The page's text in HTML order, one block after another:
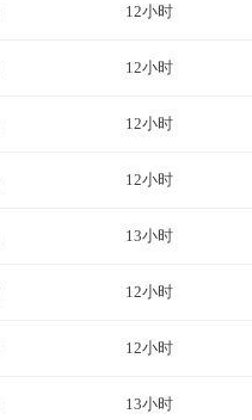
12小时
12小时
12小时
12小时
13小时
12小时
12小时
13小时